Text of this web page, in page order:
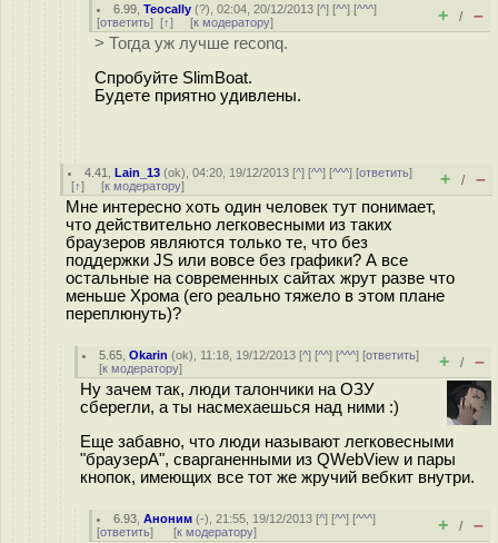
6.99 ,Teocally (?), 02:04, 20/12/2013 [^] [^^] [^^^]
[ответить] [↑] [к модератору] + / –
> Тогда уж лучше reconq.
Спробуйте SlimBoat.
Будете приятно удивлены.
4.41 ,Lain_13 (ok), 04:20, 19/12/2013 [^] [^^] [^^^] [ответить]
[↑] [к модератору] + / –
Мне интересно хоть один человек тут понимает,
что действительно легковесными из таких
браузеров являются только те, что без
поддержки JS или вовсе без графики? А все
остальные на современных сайтах жрут разве что
меньше Хрома (его реально тяжело в этом плане
переплюнуть)?
5.65 ,Okarin (ok), 11:18, 19/12/2013 [^] [^^] [^^^] [ответить]
[к модератору] + / –
Ну зачем так, люди талончики на ОЗУ
сберегли, а ты насмехаешься над ними :)
Еще забавно, что люди называют легковесными
"браузерА", сварганенными из QWebView и пары
кнопок, имеющих все тот же жручий вебкит внутри.
6.93 ,Аноним (-), 21:55, 19/12/2013 [^] [^^] [^^^]
[ответить] [к модератору] + / –